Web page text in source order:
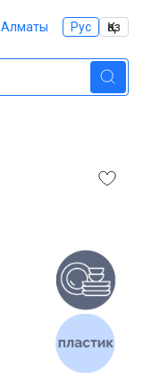
Алматы Рус Қаз